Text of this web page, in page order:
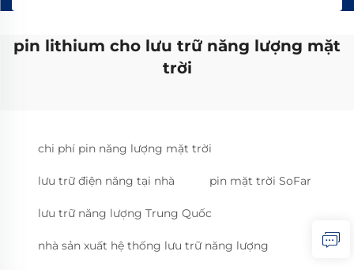
pin lithium cho lưu trữ năng lượng mặt
trời
chi phí pin năng lượng mặt trời
lưu trữ điện năng tại nhà pin mặt trời SoFar
lưu trữ năng lượng Trung Quốc
nhà sản xuất hệ thống lưu trữ năng lượng